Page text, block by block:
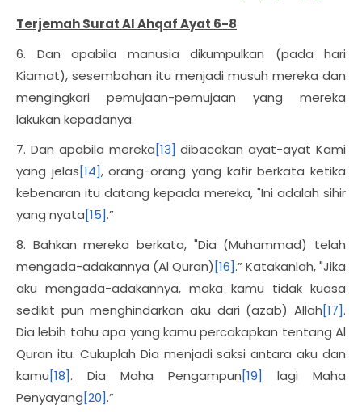
Terjemah Surat Al Ahqaf Ayat 6-8
6. Dan apabila manusia dikumpulkan (pada hari
Kiamat), sesembahan itu menjadi musuh mereka dan
mengingkari pemujaan-pemujaan yang mereka
lakukan kepadanya.
7. Dan apabila mereka[13] dibacakan ayat-ayat Kami
yang jelas[14], orang-orang yang kafir berkata ketika
kebenaran itu datang kepada mereka, "Ini adalah sihir
yang nyata[15].”
8. Bahkan mereka berkata, "Dia (Muhammad) telah
mengada-adakannya (Al Quran) [16].” Katakanlah, "Jika
aku mengada-adakannya, maka kamu tidak kuasa
sedikit pun menghindarkan aku dari (azab) Allah[17].
Dia lebih tahu apa yang kamu percakapkan tentang Al
Quran itu. Cukuplah Dia menjadi saksi antara aku dan
kamu[18]. Dia Maha Pengampun[19]
lagi Maha
Penyayang[20].”